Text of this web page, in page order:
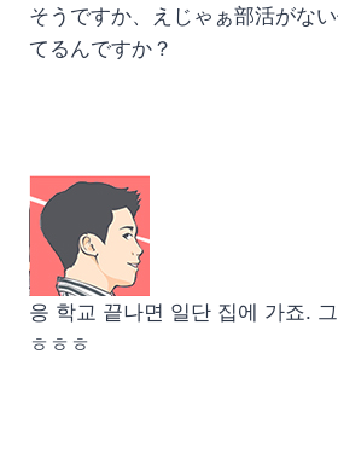
そうですか、えじゃぁ部活がな
てるんですか？
응 학교 끝나면 일단 집에 가죠.
ㅎㅎㅎ